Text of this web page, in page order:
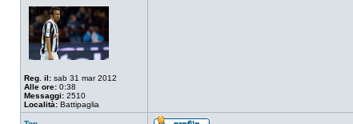
Reg. il: sab 31 mar 2012
Alle ore: 0:38
Messaggi: 2510
Località: Battipaglia